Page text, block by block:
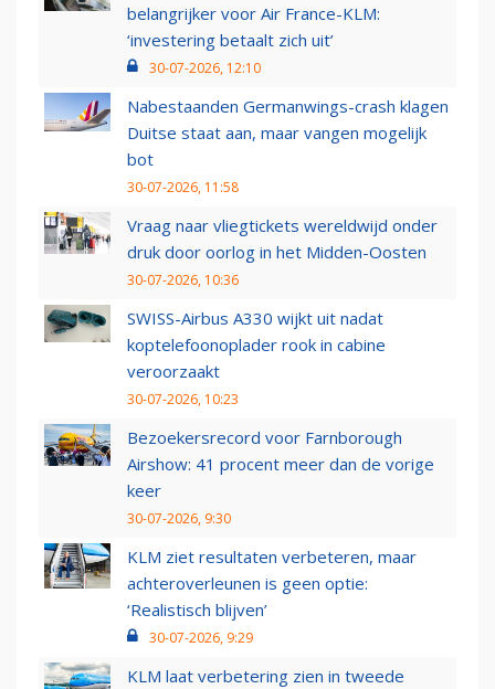
belangrijker voor Air France-KLM:
‘investering betaalt zich uit’
30-07-2026, 12:10
Nabestaanden Germanwings-crash klagen
Duitse staat aan, maar vangen mogelijk
bot
30-07-2026, 11:58
Vraag naar vliegtickets wereldwijd onder
druk door oorlog in het Midden-Oosten
30-07-2026, 10:36
SWISS-Airbus A330 wijkt uit nadat
koptelefoonoplader rook in cabine
veroorzaakt
30-07-2026, 10:23
Bezoekersrecord voor Farnborough
Airshow: 41 procent meer dan de vorige
keer
30-07-2026, 9:30
KLM ziet resultaten verbeteren, maar
achteroverleunen is geen optie:
‘Realistisch blijven’
30-07-2026, 9:29
KLM laat verbetering zien in tweede